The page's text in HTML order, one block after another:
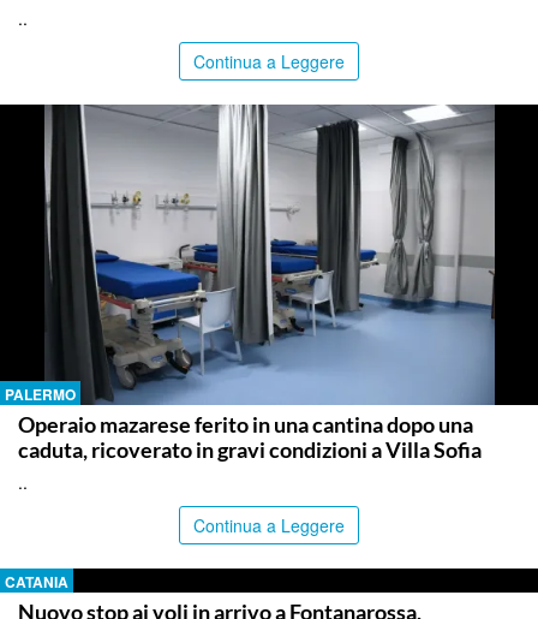
..
Continua a Leggere
PALERMO
Operaio mazarese ferito in una cantina dopo una
caduta, ricoverato in gravi condizioni a Villa Sofia
..
Continua a Leggere
CATANIA
Nuovo stop ai voli in arrivo a Fontanarossa,